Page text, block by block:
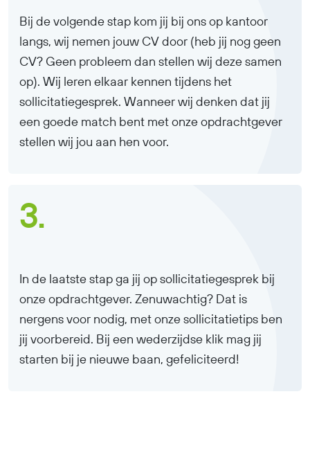
Bij de volgende stap kom jij bij ons op kantoor
langs, wij nemen jouw CV door (heb jij nog geen
CV? Geen probleem dan stellen wij deze samen
op). Wij leren elkaar kennen tijdens het
sollicitatiegesprek. Wanneer wij denken dat jij
een goede match bent met onze opdrachtgever
stellen wij jou aan hen voor.
3.
In de laatste stap ga jij op sollicitatiegesprek bij
onze opdrachtgever. Zenuwachtig? Dat is
nergens voor nodig, met onze sollicitatietips ben
jij voorbereid. Bij een wederzijdse klik mag jij
starten bij je nieuwe baan, gefeliciteerd!